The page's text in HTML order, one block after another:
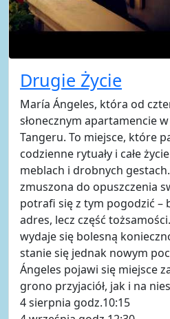
Drugie Życie
María Ángeles, która od
słonecznym apartamencie
Tangeru. To miejsce, które
codzienne rytuały i całe
meblach i drobnych
zmuszona do opuszczenia
potrafi się z tym pogodzić –
adres, lecz część
wydaje się bolesną
stanie się jednak nowym
Ángeles pojawi się miejsce
grono przyjaciół, jak i na
4 sierpnia godz.10:15